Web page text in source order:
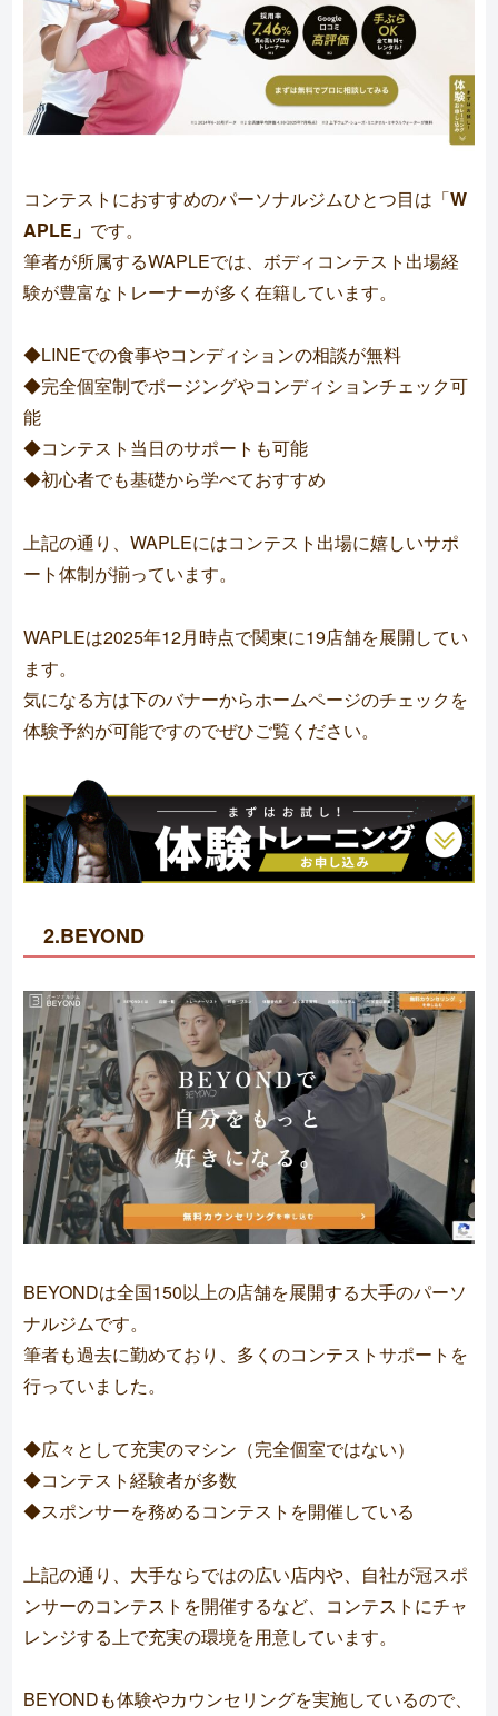
コンテストにおすすめのパーソナルジムひとつ目は「W
APLE」 です。
筆者が所属するWAPLEでは、ボディコンテスト出場経
験が豊富なトレーナーが多く在籍しています。
◆LINEでの食事やコンディションの相談が無料
◆完全個室制でポージングやコンディションチェック可
能
◆コンテスト当日のサポートも可能
◆初心者でも基礎から学べておすすめ
上記の通り、WAPLEにはコンテスト出場に嬉しいサポ
ート体制が揃っています。
WAPLEは2025年12月時点で関東に19店舗を展開してい
ます。
気になる方は下のバナーからホームページのチェックを
体験予約が可能ですのでぜひご覧ください。
2.BEYOND
BEYONDは全国150以上の店舗を展開する大手のパーソ
ナルジムです。
筆者も過去に勤めており、多くのコンテストサポートを
行っていました。
◆広々として充実のマシン（完全個室ではない）
◆コンテスト経験者が多数
◆スポンサーを務めるコンテストを開催している
上記の通り、大手ならではの広い店内や、自社が冠スポ
ンサーのコンテストを開催するなど、コンテストにチャ
レンジする上で充実の環境を用意しています。
BEYONDも体験やカウンセリングを実施しているので、